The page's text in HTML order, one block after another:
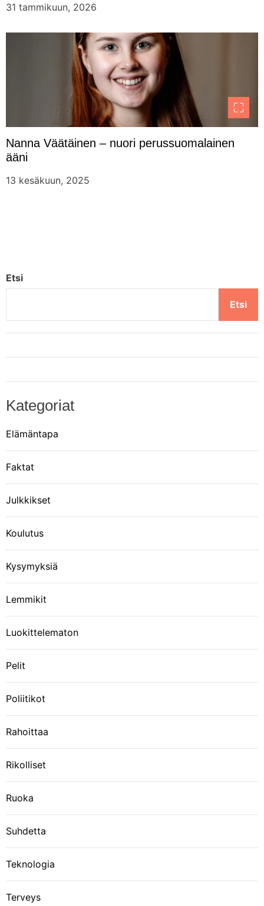
31 tammikuun, 2026
Nanna Väätäinen – nuori perussuomalainen
ääni
13 kesäkuun, 2025
Etsi
Etsi
Kategoriat
Elämäntapa
Faktat
Julkkikset
Koulutus
Kysymyksiä
Lemmikit
Luokittelematon
Pelit
Poliitikot
Rahoittaa
Rikolliset
Ruoka
Suhdetta
Teknologia
Terveys